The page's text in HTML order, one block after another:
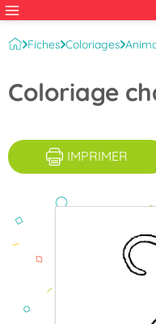
Fiches Coloriages
Coloriage
IMPRIMER